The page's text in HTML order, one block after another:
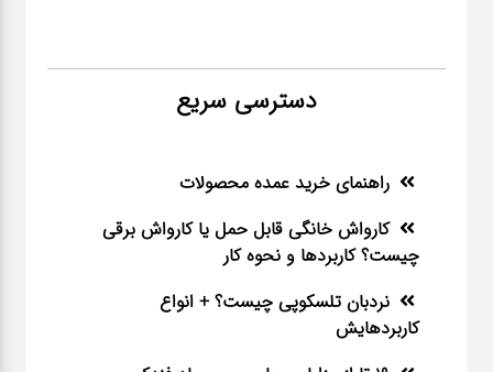
دسترسی سریع
راهنمای خرید عمده محصولات
کارواش خانگی قابل حمل یا کارواش برقی
چیست؟ کاربردها و نحوه کار
نردبان تلسکوپی چیست؟ + انواع
کاربردهایش